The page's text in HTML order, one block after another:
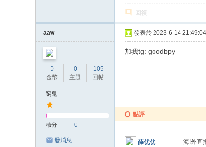
回復
aaw
0
金幣
0
主題
105
回帖
窮鬼
積分 0
發消息
發表於 2023-6-14 21:49:04
加我tg: goodbpy
點評
薛优优
海!外直